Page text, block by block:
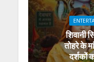
शिवानी
तोहरे के
दर्शकों